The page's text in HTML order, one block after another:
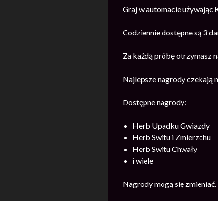
Graj w automacie używając
Codziennie dostępne są 3
Za każdą próbę otrzymasz
Najlepsze nagrody czekają
Dostępne nagrody:
Herb Upadku Gwiazdy
Herb Switu i Zmierzchu
Herb Switu Chwały
i wiele
Nagrody mogą się zmieniać.